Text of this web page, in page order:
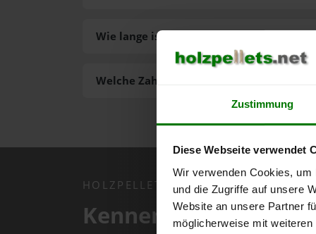
Zustimmung
Diese Webseite verwendet
Wir verwenden Cookies,
und die Zugriffe auf unsere
Website an unsere Partner
möglicherweise mit
Welche Zahlungsarten gibt es?
Wie lange ist die Lieferzeit der Pellets?
HOLZPELLETS.NET APP
Kennen Sie schon